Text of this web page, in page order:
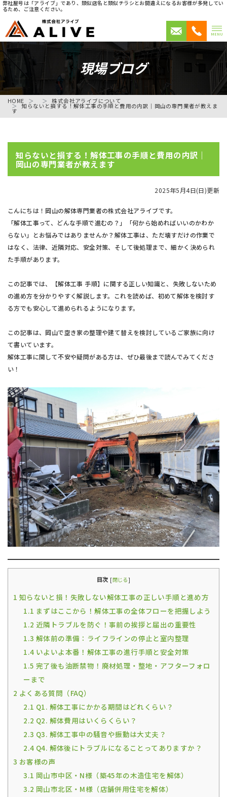
弊社屋号は「アライブ」であり、類似店名と類似チラシとお間違えになるお客様が多発してい
るため、ご注意ください。
MENU
現場ブログ
HOME 株式会社アライブについて
知らないと損する！解体工事の手順と費用の内訳｜岡山の専門業者が教えま
す
知らないと損する！解体工事の手順と費用の内訳｜
岡山の専門業者が教えます
2025年5月4日(日)更新
こんにちは！岡山の解体専門業者の株式会社アライブです。
「解体工事って、どんな手順で進むの？」「何から始めればいいのかわか
らない」とお悩みではありませんか？解体工事は、ただ壊すだけの作業で
はなく、法律、近隣対応、安全対策、そして後処理まで、細かく決められ
た手順があります。
この記事では、【解体工事 手順】に関する正しい知識と、失敗しないため
の進め方を分かりやすく解説します。これを読めば、初めて解体を検討す
る方でも安心して進められるようになります。
この記事は、岡山で空き家の整理や建て替えを検討しているご家族に向け
て書いています。
解体工事に関して不安や疑問がある方は、ぜひ最後まで読んでみてくださ
い！
目次 [閉じる]
1 知らないと損！失敗しない解体工事の正しい手順と進め方
1.1 まずはここから！解体工事の全体フローを把握しよう
1.2 近隣トラブルを防ぐ！事前の挨拶と届出の重要性
1.3 解体前の準備：ライフラインの停止と室内整理
1.4 いよいよ本番！解体工事の進行手順と安全対策
1.5 完了後も油断禁物！廃材処理・整地・アフターフォロ
ーまで
2 よくある質問（FAQ）
2.1 Q1. 解体工事にかかる期間はどれくらい？
2.2 Q2. 解体費用はいくらくらい？
2.3 Q3. 解体工事中の騒音や振動は大丈夫？
2.4 Q4. 解体後にトラブルになることってありますか？
3 お客様の声
3.1 岡山市中区・N様（築45年の木造住宅を解体）
3.2 岡山市北区・M様（店舗併用住宅を解体）